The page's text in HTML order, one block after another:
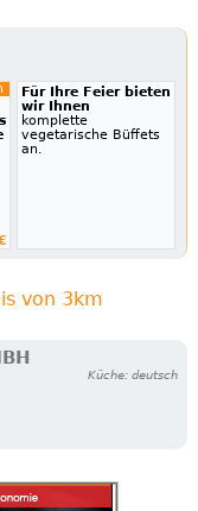
Für Ihre Feier bieten
wir Ihnen
komplette
vegetarische Büffets
an.
von 3km
Küche: deutsch